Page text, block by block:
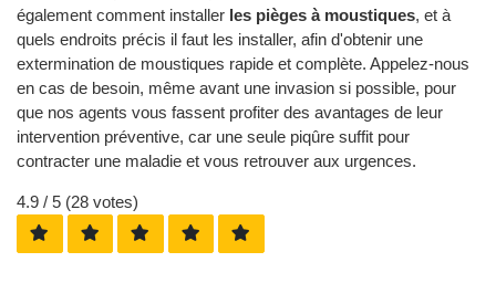
également comment installer les pièges à moustiques, et à
quels endroits précis il faut les installer, afin d'obtenir une
extermination de moustiques rapide et complète. Appelez-nous
en cas de besoin, même avant une invasion si possible, pour
que nos agents vous fassent profiter des avantages de leur
intervention préventive, car une seule piqûre suffit pour
contracter une maladie et vous retrouver aux urgences.
4.9 / 5 (28 votes)